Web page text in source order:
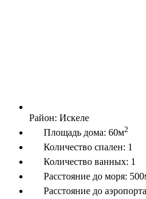
Район: Искеле
Площадь дома: 60м2
Количество спален: 1
Количество ванных: 1
Расстояние до моря:
Расстояние до